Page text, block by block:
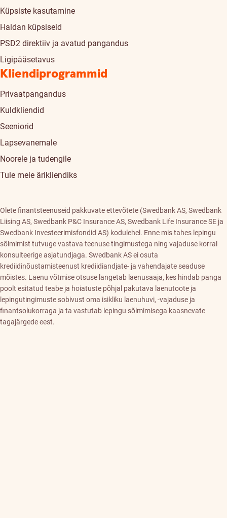
Küpsiste kasutamine
Haldan küpsiseid
PSD2 direktiiv ja avatud pangandus
Ligipääsetavus
Kliendiprogrammid
Privaatpangandus
Kuldkliendid
Seeniorid
Lapsevanemale
Noorele ja tudengile
Tule meie ärikliendiks
Olete finantsteenuseid pakkuvate ettevõtete (Swedbank AS, Swedbank
Liising AS, Swedbank P&C Insurance AS, Swedbank Life Insurance SE ja
Swedbank Investeerimisfondid AS) kodulehel. Enne mis tahes lepingu
sõlmimist tutvuge vastava teenuse tingimustega ning vajaduse korral
konsulteerige asjatundjaga. Swedbank AS ei osuta
krediidinõustamisteenust krediidiandjate- ja vahendajate seaduse
mõistes. Laenu võtmise otsuse langetab laenusaaja, kes hindab panga
poolt esitatud teabe ja hoiatuste põhjal pakutava laenutoote ja
lepingutingimuste sobivust oma isikliku laenuhuvi, -vajaduse ja
finantsolukorraga ja ta vastutab lepingu sõlmimisega kaasnevate
tagajärgede eest.